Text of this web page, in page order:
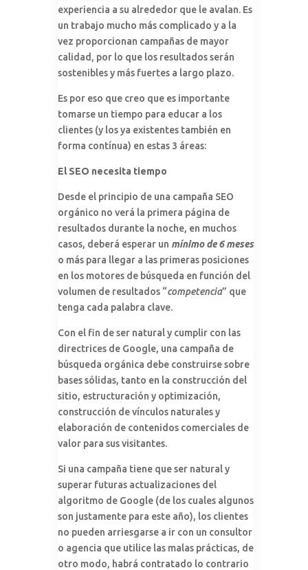
experiencia a su alrededor que le avalan. Es
un trabajo mucho más complicado y a la
vez proporcionan campañas de mayor
calidad, por lo que los resultados serán
sostenibles y más fuertes a largo plazo.
Es por eso que creo que es importante
tomarse un tiempo para educar a los
clientes (y los ya existentes también en
forma contínua) en estas 3 áreas:
El SEO necesita tiempo
Desde el principio de una campaña SEO
orgánico no verá la primera página de
resultados durante la noche, en muchos
casos, deberá esperar un mínimo de 6 meses
o más para llegar a las primeras posiciones
en los motores de búsqueda en función del
volumen de resultados “competencia” que
tenga cada palabra clave.
Con el fin de ser natural y cumplir con las
directrices de Google, una campaña de
búsqueda orgánica debe construirse sobre
bases sólidas, tanto en la construcción del
sitio, estructuración y optimización,
construcción de vínculos naturales y
elaboración de contenidos comerciales de
valor para sus visitantes.
Si una campaña tiene que ser natural y
superar futuras actualizaciones del
algoritmo de Google (de los cuales algunos
son justamente para este año), los clientes
no pueden arriesgarse a ir con un consultor
o agencia que utilice las malas prácticas, de
otro modo, habrá contratado lo contrario